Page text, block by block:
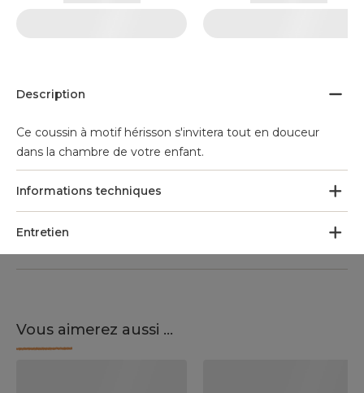
Description
Ce coussin à motif hérisson s'invitera tout en douceur
dans la chambre de votre enfant.
Informations techniques
Entretien
Vous aimerez aussi ...